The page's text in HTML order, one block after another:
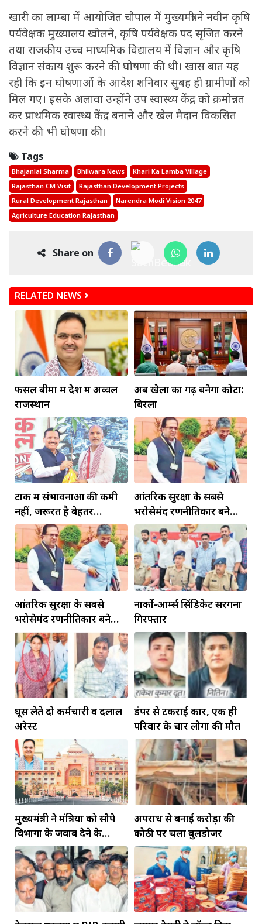
खारी का लाम्बा में आयोजित चौपाल में मुख्यमंत्री ने नवीन कृषि
पर्यवेक्षक मुख्यालय खोलने, कृषि पर्यवेक्षक पद सृजित करने
तथा राजकीय उच्च माध्यमिक विद्यालय में विज्ञान और कृषि
विज्ञान संकाय शुरू करने की घोषणा की थी। खास बात यह
रही कि इन घोषणाओं के आदेश शनिवार सुबह ही ग्रामीणों को
मिल गए। इसके अलावा उन्होंने उप स्वास्थ्य केंद्र को क्रमोन्नत
कर प्राथमिक स्वास्थ्य केंद्र बनाने और खेल मैदान विकसित
करने की भी घोषणा की।
Tags
Bhajanlal Sharma Bhilwara News
Khari Ka Lamba Village
Rajasthan CM Visit
Rajasthan Development Projects
Rural Development Rajasthan
Narendra Modi Vision 2047
Agriculture Education Rajasthan
Share on
RELATED NEWS
फसल बीमा में देश में अव्वल
राजस्थान
अब खेलों का गढ़ बनेगा कोटा:
बिरला
टोंक में संभावनाओं की कमी
नहीं, जरूरत है बेहतर
इंफ्रास्ट्रक्चर की
आंतरिक सुरक्षा के सबसे
भरोसेमंद रणनीतिकार बने
रहेंगे गोविंद मोहन
आंतरिक सुरक्षा के सबसे
भरोसेमंद रणनीतिकार बने
रहेंगे गोविंद मोहन
नार्को-आर्म्स सिंडिकेट सरगना
गिरफ्तार
घूस लेते दो कर्मचारी व दलाल
अरेस्ट
डंपर से टकराई कार, एक ही
परिवार के चार लोगों की मौत
मुख्यमंत्री ने मंत्रियों को सौपे
विभागों के जवाब देने के
दायित्व
अपराध से बनाई करोड़ों की
कोठी पर चला बुलडोजर